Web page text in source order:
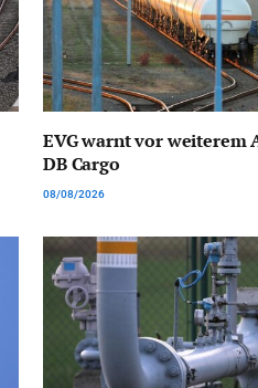
EVG warnt vor weiterem
DB Cargo
08/08/2026